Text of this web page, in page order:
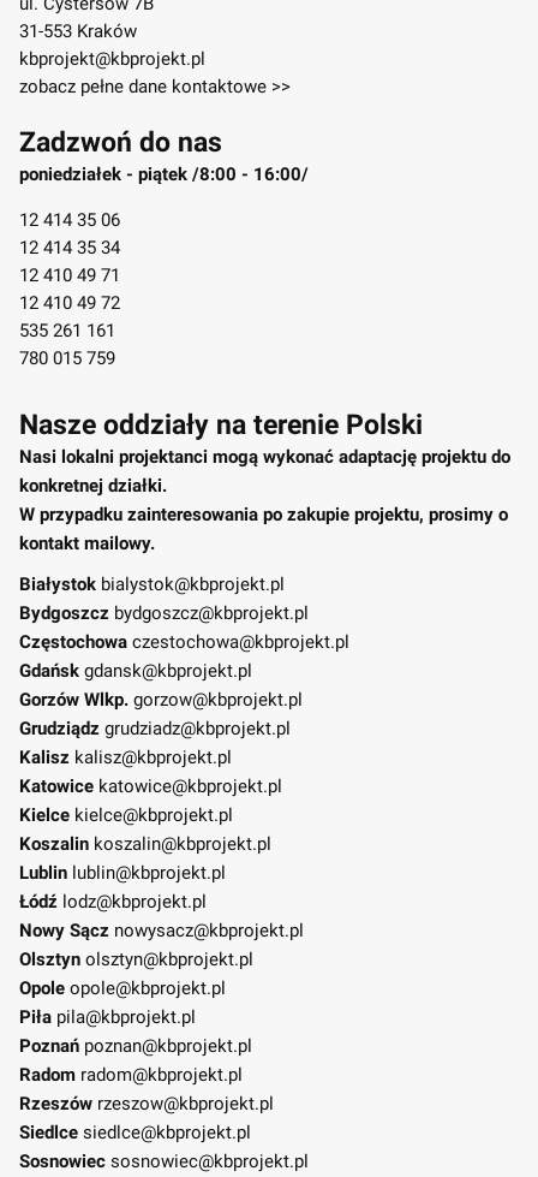
31-553 Kraków
kbprojekt@kbprojekt.pl
zobacz pełne dane kontaktowe >>
Zadzwoń do nas
poniedziałek - piątek /8:00 - 16:00/
12 414 35 06
12 414 35 34
12 410 49 71
12 410 49 72
535 261 161
780 015 759
Nasze oddziały na terenie Polski
Nasi lokalni projektanci mogą wykonać adaptację projektu do
konkretnej działki.
W przypadku zainteresowania po zakupie projektu, prosimy o
kontakt mailowy.
Białystok bialystok@kbprojekt.pl
Bydgoszcz bydgoszcz@kbprojekt.pl
Częstochowa czestochowa@kbprojekt.pl
Gdańsk gdansk@kbprojekt.pl
Gorzów Wlkp. gorzow@kbprojekt.pl
Grudziądz grudziadz@kbprojekt.pl
Kalisz kalisz@kbprojekt.pl
Katowice katowice@kbprojekt.pl
Kielce kielce@kbprojekt.pl
Koszalin koszalin@kbprojekt.pl
Lublin lublin@kbprojekt.pl
Łódź lodz@kbprojekt.pl
Nowy Sącz nowysacz@kbprojekt.pl
Olsztyn olsztyn@kbprojekt.pl
Opole opole@kbprojekt.pl
Piła pila@kbprojekt.pl
Poznań poznan@kbprojekt.pl
Radom radom@kbprojekt.pl
Rzeszów rzeszow@kbprojekt.pl
Siedlce siedlce@kbprojekt.pl
Sosnowiec sosnowiec@kbprojekt.pl